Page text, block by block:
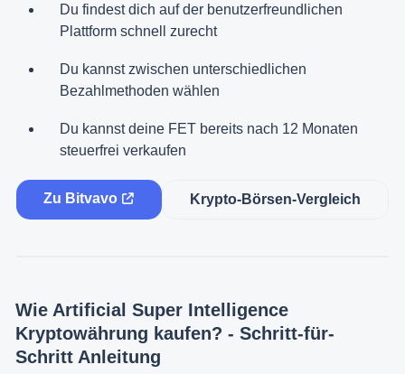
Du findest dich auf der benutzerfreundlichen
Plattform schnell zurecht
Du kannst zwischen unterschiedlichen
Bezahlmethoden wählen
Du kannst deine FET bereits nach 12 Monaten
steuerfrei verkaufen
Zu Bitvavo Krypto-Börsen-Vergleich
Wie Artificial Super Intelligence
Kryptowährung kaufen? - Schritt-für-
Schritt Anleitung